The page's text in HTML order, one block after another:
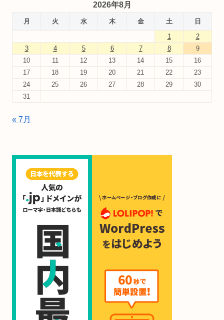
2026年8月
月 火 水 木 金 土
日
1
2
3
4 5 6 7 8
9
10
11 12 13 14 15
16
17
18 19 20 21 22
23
24
25 26 27 28 29
30
31
« 7月